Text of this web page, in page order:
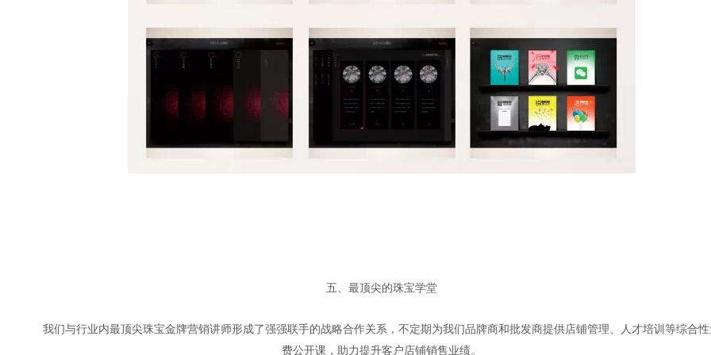
五、最顶尖的珠宝学堂
我们与行业内最顶尖珠宝金牌营销讲师形成了强强联手的战略合作关系，不定期为我们品牌商和批发商提供店铺管理、人才培训等综合
费公开课，助力提升客户店铺销售业绩。